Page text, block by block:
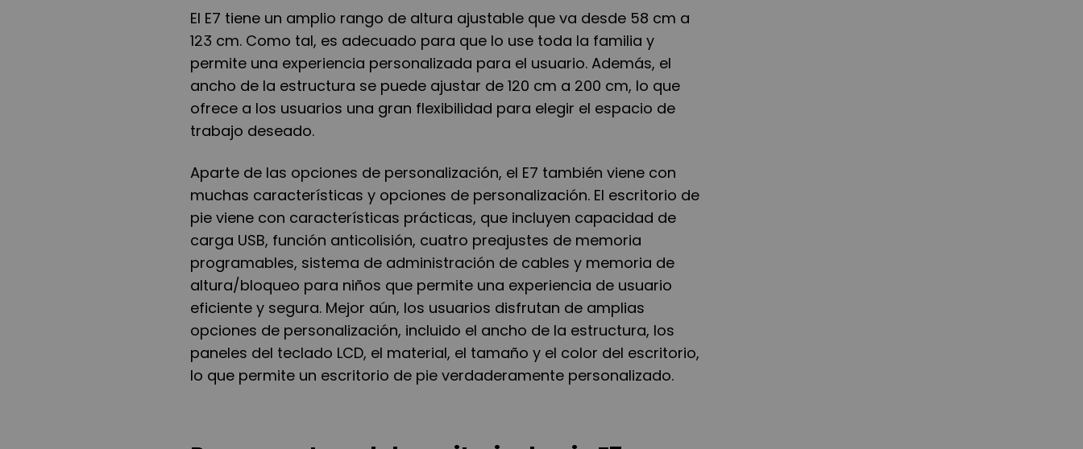
El E7 tiene un amplio rango de altura ajustable que va desde 58 cm a
123 cm. Como tal, es adecuado para que lo use toda la familia y
permite una experiencia personalizada para el usuario. Además, el
ancho de la estructura se puede ajustar de 120 cm a 200 cm, lo que
ofrece a los usuarios una gran flexibilidad para elegir el espacio de
trabajo deseado.
Aparte de las opciones de personalización, el E7 también viene con
muchas características y opciones de personalización. El escritorio de
pie viene con características prácticas, que incluyen capacidad de
carga USB, función anticolisión, cuatro preajustes de memoria
programables, sistema de administración de cables y memoria de
altura/bloqueo para niños que permite una experiencia de usuario
eficiente y segura. Mejor aún, los usuarios disfrutan de amplias
opciones de personalización, incluido el ancho de la estructura, los
paneles del teclado LCD, el material, el tamaño y el color del escritorio,
lo que permite un escritorio de pie verdaderamente personalizado.